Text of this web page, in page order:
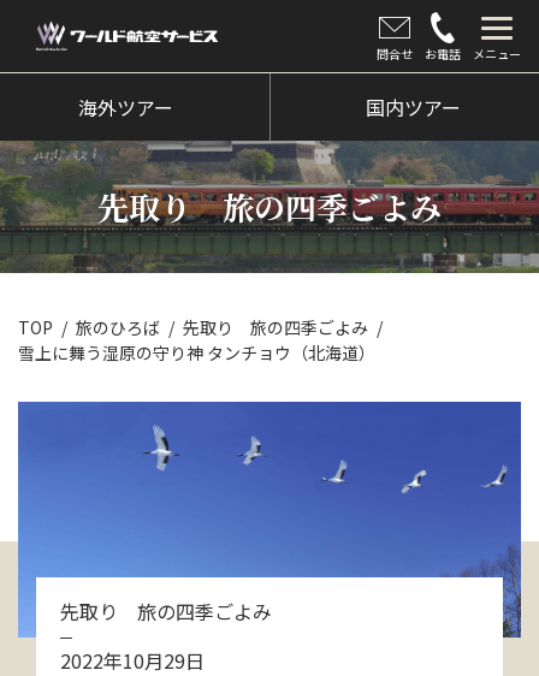
問合せ お電話 メニュー
海外ツアー
国内ツアー
クルーズツアー
ツアー催行状況
旅のひろば
イベント
海外ツアー 国内ツアー
先取り 旅の四季ごよみ
TOP 旅のひろば
先取り 旅の四季ごよみ
雪上に舞う湿原の守り神 タンチョウ（北海道）
先取り 旅の四季ごよみ
2022年10月29日